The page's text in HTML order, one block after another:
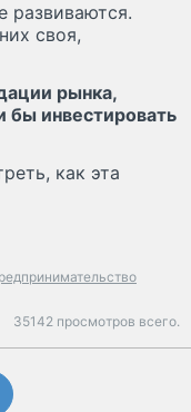
развиваются.
своя,
рынка,
бы инвестировать
как эта
35142 просмотров всего.